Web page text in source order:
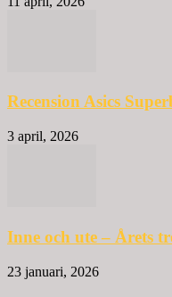
Recension Asics
3 april, 2026
Inne och ute – Årets
23 januari, 2026